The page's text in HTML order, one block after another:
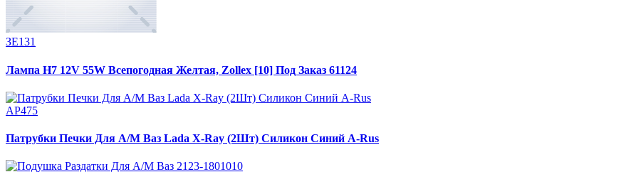
ЗЕ131
Лампа H7 12V 55W Всепогодная Желтая, Zollex [10] Под Заказ 61124
АР475
Патрубки Печки Для А/М Ваз Lada X-Ray (2Шт) Силикон Синий A-Rus